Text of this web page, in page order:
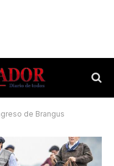
de Brangus